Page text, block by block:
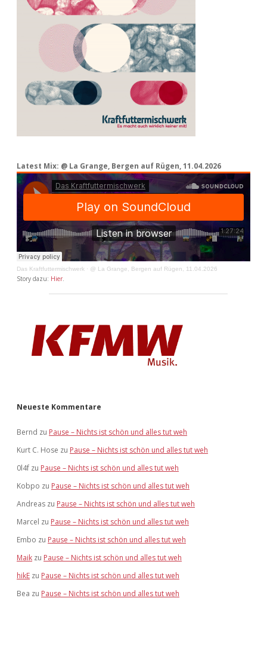
Latest Mix: @ La Grange, Bergen auf Rügen, 11.04.2026
Das Kraftfuttermischwerk · @ La Grange, Bergen auf Rügen, 11.04.2026
Story dazu: Hier
Neueste Kommentare
Bernd zu Pause – Nichts ist schön und alles tut weh
Kurt C. Hose zu Pause – Nichts ist schön und alles tut weh
0l4f zu Pause – Nichts ist schön und alles tut weh
Kobpo zu Pause – Nichts ist schön und alles tut weh
Andreas zu Pause – Nichts ist schön und alles tut weh
Marcel zu Pause – Nichts ist schön und alles tut weh
Embo zu Pause – Nichts ist schön und alles tut weh
Maik zu Pause – Nichts ist schön und alles tut weh
hikE zu Pause – Nichts ist schön und alles tut weh
Bea zu Pause – Nichts ist schön und alles tut weh